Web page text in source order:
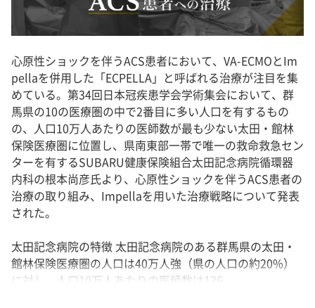
心原性ショックを伴うACS患者において、VA-ECMOとIm
pellaを併用した「ECPELLA」と呼ばれる治療が注目を集
めている。第34回日本冠疾患学会学術集会において、群
馬県の10の医療圏の中で2番目に多い人口を有するもの
の、人口10万人あたりの医師数が最も少ない太田・館林
保険医療圏に位置し、県南東部一帯で唯一の救命救急セン
ターを有するSUBARU健康保険組合太田記念病院循環器
内科の根本尚彦氏より、心原性ショックを伴うACS患者の
治療の取り組み、Impellaを用いた治療戦略について発表
された。
太田記念病院の特徴 太田記念病院のある群馬県の太田・
館林保険医療圏の人口は40万人強（県の人口の約20%）
に対し、人口10万人あたりの医師数は136...